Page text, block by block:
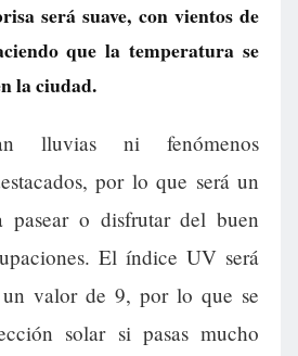
será suave, con vientos de
que la temperatura se
la ciudad.
lluvias ni fenómenos
por lo que será un
pasear o disfrutar del buen
El índice UV será
valor de 9, por lo que se
solar si pasas mucho